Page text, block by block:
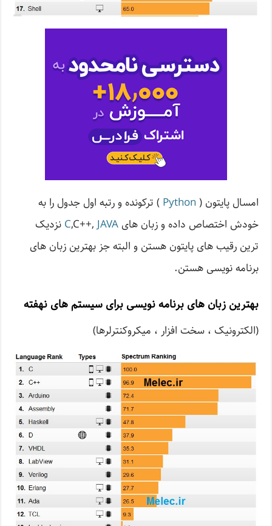
امسال پایتون ( Python ) ترکونده و رتبه اول جدول را به
خودش اختصاص داده و زبان های
C,C++,JAVA
نزدیک
ترین رقیب های پایتون هستن و البته جز بهترین زبان های
برنامه نویسی هستن.
بهترین زبان های برنامه نویسی برای سیستم های نهفته
(الکترونیک ، سخت افزار ، میکروکنترلرها)